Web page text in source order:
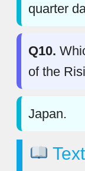
quarter
Q10.
of the
Japan.